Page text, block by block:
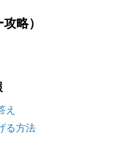
略）
え
る方法